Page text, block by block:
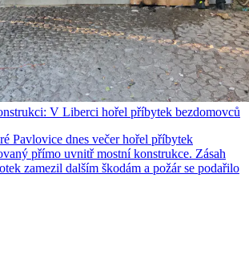
V Liberci hořel příbytek bezdomovců
Pavlovice dnes večer hořel příbytek
přímo uvnitř mostní konstrukce. Zásah
zamezil dalším škodám a požár se podařilo